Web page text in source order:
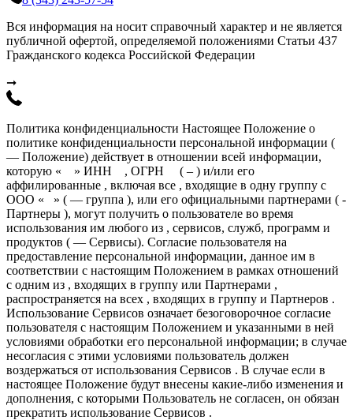
Вся информация на носит справочный характер и не является
публичной офертой, определяемой положениями Статьи 437
Гражданского кодекса Российской Федерации
➞
Политика конфиденциальности Настоящее Положение о
политике конфиденциальности персональной информации (
— Положение) действует в отношении всей информации,
которую « » ИНН , ОГРН ( – ) и/или его
аффилированные , включая все , входящие в одну группу с
ООО « » ( — группа ), или его официальными партнерами ( -
Партнеры ), могут получить о пользователе во время
использования им любого из , сервисов, служб, программ и
продуктов ( — Сервисы). Согласие пользователя на
предоставление персональной информации, данное им в
соответствии с настоящим Положением в рамках отношений
с одним из , входящих в группу или Партнерами ,
распространяется на всех , входящих в группу и Партнеров .
Использование Сервисов означает безоговорочное согласие
пользователя с настоящим Положением и указанными в ней
условиями обработки его персональной информации; в случае
несогласия с этими условиями пользователь должен
воздержаться от использования Сервисов . В случае если в
настоящее Положение будут внесены какие-либо изменения и
дополнения, с которыми Пользователь не согласен, он обязан
прекратить использование Сервисов .